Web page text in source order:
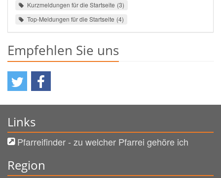
Kurzmeldungen für die Startseite 3
Top-Meldungen für die Startseite 4
Empfehlen Sie uns
Links
Pfarreifinder - zu welcher Pfarrei gehöre ich
Region